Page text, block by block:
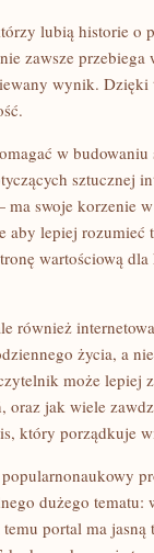
lubią historie o
zawsze przebiega
wynik. Dzięki
w budowaniu
sztucznej
swoje korzenie
lepiej rozumieć
wartościową
również
życia, a
może lepiej
oraz jak wiele
który porządkuje
dużego tematu:
portal ma jasną